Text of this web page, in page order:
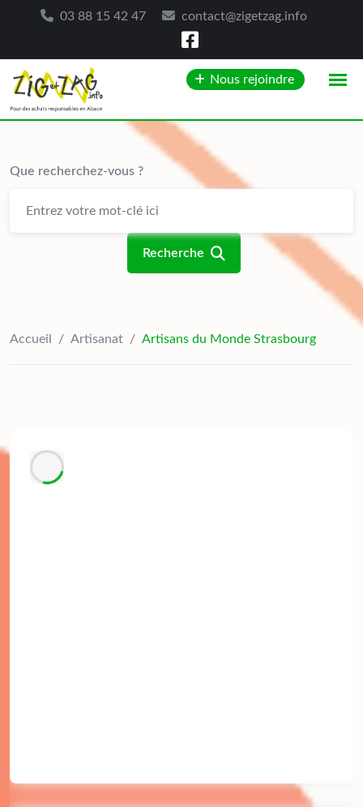
03 88 15 42 47 contact@zigetzag.info
content
Nous rejoindre
Que recherchez-vous ?
Recherche
Accueil / Artisanat / Artisans du Monde Strasbourg